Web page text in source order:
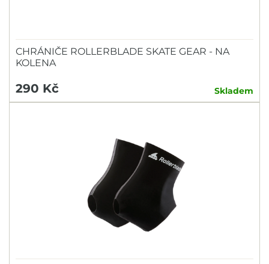
CHRÁNIČE ROLLERBLADE SKATE GEAR - NA
KOLENA
290 Kč Skladem